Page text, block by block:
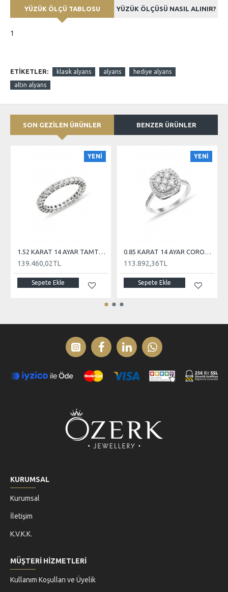
YÜZÜK ÖLÇÜ TABLOSU YÜZÜK ÖLÇÜSÜ NASIL ALINIR?
1
ETIKETLER: klasik alyans alyans hediye alyans
altın alyans
SON GEZİLEN ÜRÜNLER BENZER ÜRÜNLER
YENİ
1.52 KARAT 14 AYAR TAMTUR PIRLANTA
139.460,02TL
Sepete Ekle
YENİ
0.85 KARAT 14 AYAR CORONET PIRLANTA
113.892,36TL
Sepete Ekle
KURUMSAL
Kurumsal
İletişim
K.V.K.K.
MÜŞTERİ HİZMETLERİ
Kullanım Koşulları ve Üyelik